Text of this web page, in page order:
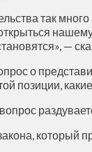
так
—
о
позиции,
который